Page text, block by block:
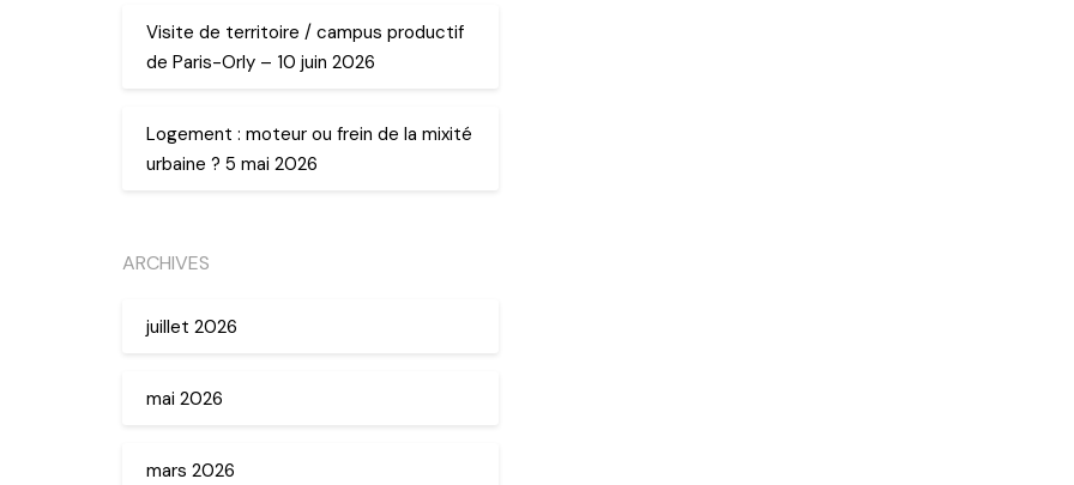
Visite de territoire / campus productif
de Paris-Orly – 10 juin 2026
Logement : moteur ou frein de la mixité
urbaine ? 5 mai 2026
ARCHIVES
juillet 2026
mai 2026
mars 2026